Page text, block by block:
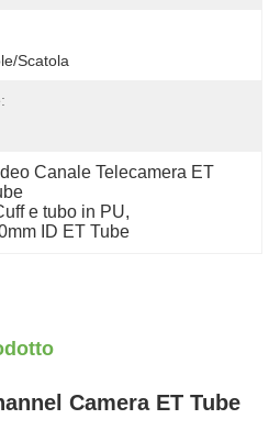
scatola
Canale Telecamera ET
e tubo in PU,
ID ET Tube
Camera ET Tube